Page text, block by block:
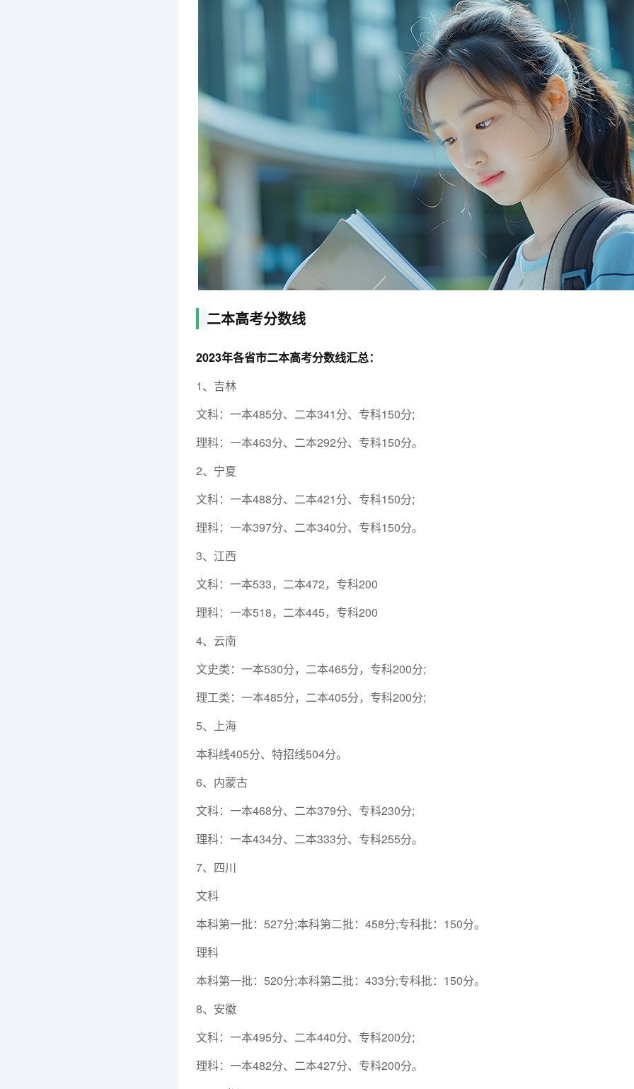
二本高考分数线
2023年各省市二本高考分数线汇总：
1、吉林
文科：一本485分、二本341分、专科150分;
理科：一本463分、二本292分、专科150分。
2、宁夏
文科：一本488分、二本421分、专科150分;
理科：一本397分、二本340分、专科150分。
3、江西
文科：一本533，二本472，专科200
理科：一本518，二本445，专科200
4、云南
文史类：一本530分，二本465分，专科200分;
理工类：一本485分，二本405分，专科200分;
5、上海
本科线405分、特招线504分。
6、内蒙古
文科：一本468分、二本379分、专科230分;
理科：一本434分、二本333分、专科255分。
7、四川
文科
本科第一批：527分;本科第二批：458分;专科批：150分。
理科
本科第一批：520分;本科第二批：433分;专科批：150分。
8、安徽
文科：一本495分、二本440分、专科200分;
理科：一本482分、二本427分、专科200分。